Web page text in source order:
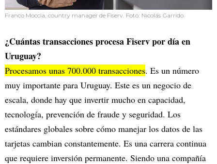
Franco Moccia, country manager de Fiserv. Foto: Nicolás Garrido.
¿Cuántas transacciones procesa Fiserv por día en
Uruguay?
Procesamos unas 700.000 transacciones. Es un número
muy importante para Uruguay. Este es un negocio de
escala, donde hay que invertir mucho en capacidad,
tecnología, prevención de fraude y seguridad. Los
estándares globales sobre cómo manejar los datos de las
tarjetas cambian constantemente. Es una carrera continua
que requiere inversión permanente. Siendo una compañía